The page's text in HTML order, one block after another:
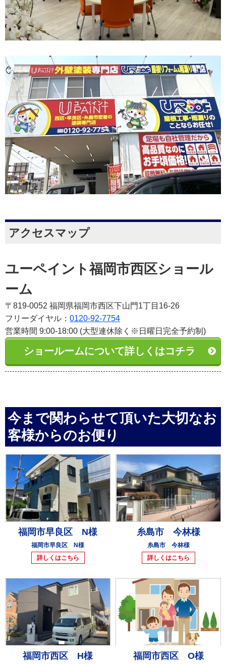
アクセスマップ
ユーペイント福岡市西区ショール
ーム
〒819-0052 福岡県福岡市西区下山門1丁目16-26
フリーダイヤル： 0120-92-7754
営業時間 9:00-18:00 (大型連休除く※日曜日完全予約制)
ショールームについて詳しくはコチラ
今まで関わらせて頂いた大切なお
客様からのお便り
福岡市早良区 N様
福岡市早良区 N様
詳しくはこちら
糸島市 今林様
糸島市 今林様
詳しくはこちら
福岡市西区 H様 福岡市西区 O様